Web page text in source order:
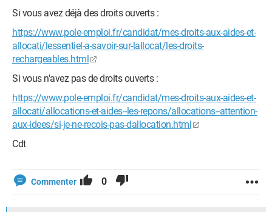
Si vous avez déjà des droits ouverts :
https://www.pole-emploi.fr/candidat/mes-droits-aux-aides-et-
allocati/lessentiel-a-savoir-sur-lallocat/les-droits-
rechargeables.html
Si vous n'avez pas de droits ouverts :
https://www.pole-emploi.fr/candidat/mes-droits-aux-aides-et-
allocati/allocations-et-aides--les-repons/allocations--attention-
aux-idees/si-je-ne-recois-pas-dallocation.html
Cdt
Commenter 0